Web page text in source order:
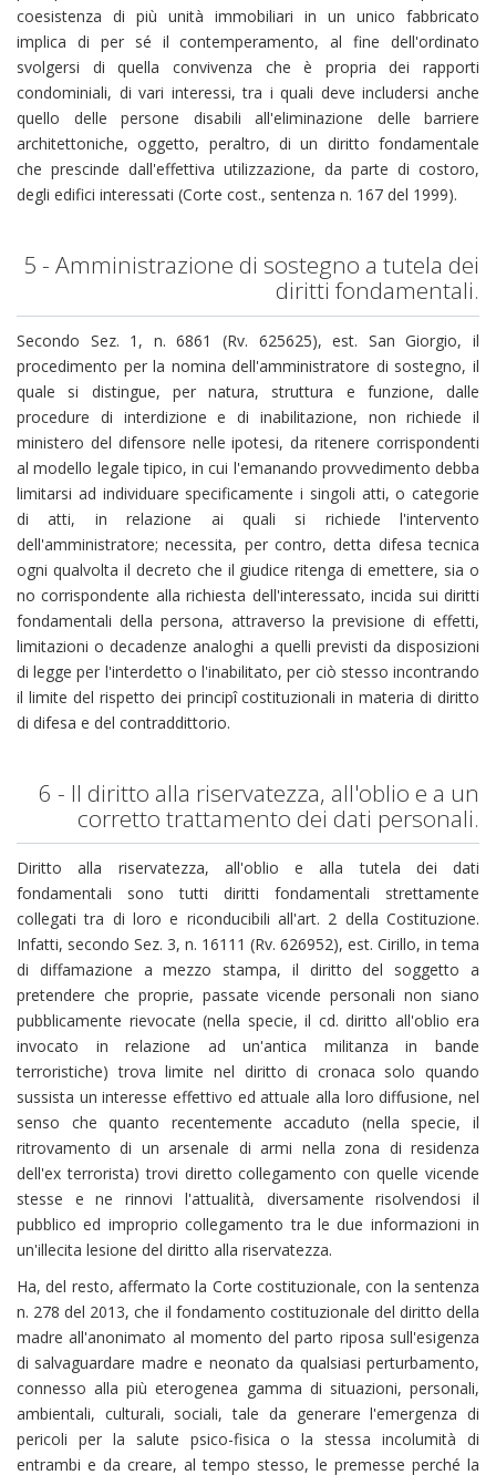
coesistenza di più unità immobiliari in un unico fabbricato
implica di per sé il contemperamento, al fine dell'ordinato
svolgersi di quella convivenza che è propria dei rapporti
condominiali, di vari interessi, tra i quali deve includersi anche
quello delle persone disabili all'eliminazione delle barriere
architettoniche, oggetto, peraltro, di un diritto fondamentale
che prescinde dall'effettiva utilizzazione, da parte di costoro,
degli edifici interessati (Corte cost., sentenza n. 167 del 1999).
5 - Amministrazione di sostegno a tutela dei
diritti fondamentali.
Secondo Sez. 1, n. 6861 (Rv. 625625), est. San Giorgio, il
procedimento per la nomina dell'amministratore di sostegno, il
quale si distingue, per natura, struttura e funzione, dalle
procedure di interdizione e di inabilitazione, non richiede il
ministero del difensore nelle ipotesi, da ritenere corrispondenti
al modello legale tipico, in cui l'emanando provvedimento debba
limitarsi ad individuare specificamente i singoli atti, o categorie
di atti, in relazione ai quali si richiede l'intervento
dell'amministratore; necessita, per contro, detta difesa tecnica
ogni qualvolta il decreto che il giudice ritenga di emettere, sia o
no corrispondente alla richiesta dell'interessato, incida sui diritti
fondamentali della persona, attraverso la previsione di effetti,
limitazioni o decadenze analoghi a quelli previsti da disposizioni
di legge per l'interdetto o l'inabilitato, per ciò stesso incontrando
il limite del rispetto dei principî costituzionali in materia di diritto
di difesa e del contraddittorio.
6 - Il diritto alla riservatezza, all'oblio e a un
corretto trattamento dei dati personali.
Diritto alla riservatezza, all'oblio e alla tutela dei dati
fondamentali sono tutti diritti fondamentali strettamente
collegati tra di loro e riconducibili all'art. 2 della Costituzione.
Infatti, secondo Sez. 3, n. 16111 (Rv. 626952), est. Cirillo, in tema
di diffamazione a mezzo stampa, il diritto del soggetto a
pretendere che proprie, passate vicende personali non siano
pubblicamente rievocate (nella specie, il cd. diritto all'oblio era
invocato in relazione ad un'antica militanza in bande
terroristiche) trova limite nel diritto di cronaca solo quando
sussista un interesse effettivo ed attuale alla loro diffusione, nel
senso che quanto recentemente accaduto (nella specie, il
ritrovamento di un arsenale di armi nella zona di residenza
dell'ex terrorista) trovi diretto collegamento con quelle vicende
stesse e ne rinnovi l'attualità, diversamente risolvendosi il
pubblico ed improprio collegamento tra le due informazioni in
un'illecita lesione del diritto alla riservatezza.
Ha, del resto, affermato la Corte costituzionale, con la sentenza
n. 278 del 2013, che il fondamento costituzionale del diritto della
madre all'anonimato al momento del parto riposa sull'esigenza
di salvaguardare madre e neonato da qualsiasi perturbamento,
connesso alla più eterogenea gamma di situazioni, personali,
ambientali, culturali, sociali, tale da generare l'emergenza di
pericoli per la salute psico-fisica o la stessa incolumità di
entrambi e da creare, al tempo stesso, le premesse perché la